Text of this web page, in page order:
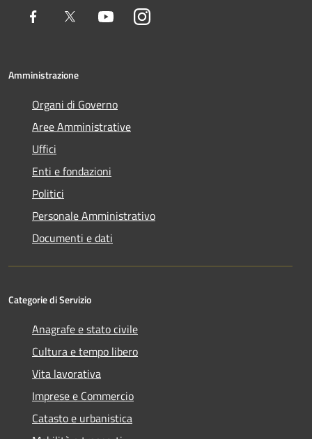
Facebook Twitter YoutubeInstagram
Amministrazione
Organi di Governo
Aree Amministrative
Uffici
Enti e fondazioni
Politici
Personale Amministrativo
Documenti e dati
Categorie di Servizio
Anagrafe e stato civile
Cultura e tempo libero
Vita lavorativa
Imprese e Commercio
Catasto e urbanistica